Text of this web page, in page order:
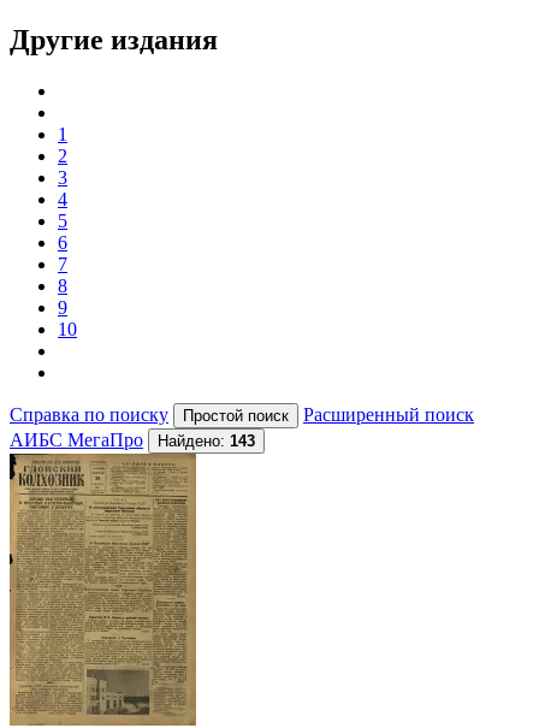
Другие издания
1
2
3
4
5
6
7
8
9
10
Справка по поиску
Расширенный поиск
АИБС МегаПро
Найдено: 143